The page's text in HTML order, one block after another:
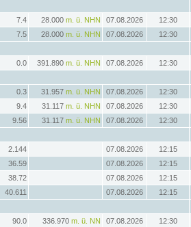
7.4 28.000 m. ü. NHN 07.08.2026 12:30
7.5 28.000 m. ü. NHN 07.08.2026 12:30
0.0 391.890 m. ü. NHN 07.08.2026 12:30
0.3 31.957 m. ü. NHN 07.08.2026 12:30
9.4 31.117 m. ü. NHN 07.08.2026 12:30
9.56 31.117 m. ü. NHN 07.08.2026 12:30
2.144 07.08.2026 12:15
36.59 07.08.2026 12:15
38.72 07.08.2026 12:15
40.611 07.08.2026 12:15
90.0 336.970 m. ü. NN 07.08.2026 12:30